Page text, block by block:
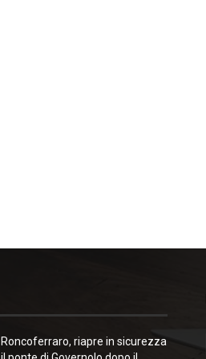
Roncoferraro, riapre in sicurezza